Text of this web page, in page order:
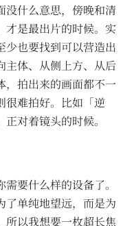
没什么意思，傍晚和清
才是最出片的时候。实
少也要找到可以营造出
主体、从侧上方、从后
，拍出来的画面都不一
很难拍好。比如「逆
对着镜头的时候。
要什么样的设备了。
了单纯地望远，而是为
所以我想要一枚超长焦